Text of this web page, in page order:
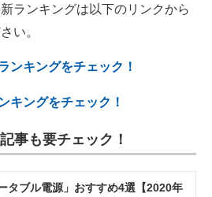
ランキングは以下のリンクから
い。
ンキングをチェック！
キングをチェック！
事も要チェック！
ータブル電源」おすすめ4選【2020年